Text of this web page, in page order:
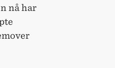
nå har